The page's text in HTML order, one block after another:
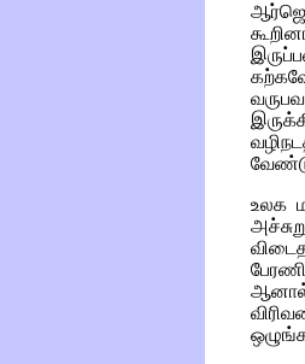
உலக
ஆனால்